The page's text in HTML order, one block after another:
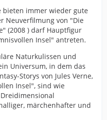
bieten immer wieder gute
Neuverfilmung von "Die
(2008 ) darf Hauptfigur
Insel" antreten.
Naturkulissen und
Universum, in dem das
Storys von Jules Verne,
Insel", sind wie
märchenhafter und